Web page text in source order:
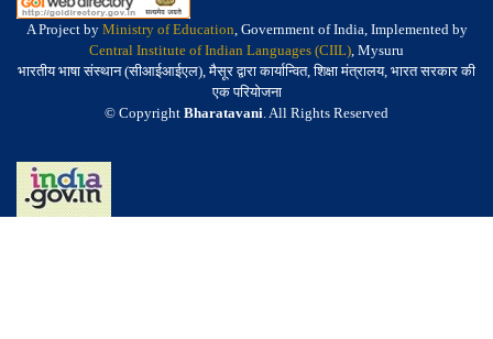
A Project by Ministry of Education, Government of India, Implemented by
Central Institute of Indian Languages (CIIL), Mysuru
भारतीय भाषा संस्थान (सीआईआईएल), मैसूर द्वारा कार्यान्वित, शिक्षा मंत्रालय, भारत सरकार की
एक परियोजना
© Copyright Bharatavani. All Rights Reserved